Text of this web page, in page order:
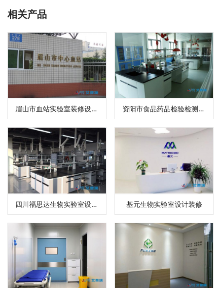
相关产品
眉山市血站实验室装修设计效果图 资阳市食品药品检验检测中心实验室装修设计
四川福思达生物实验室设计装修 基元生物实验室设计装修